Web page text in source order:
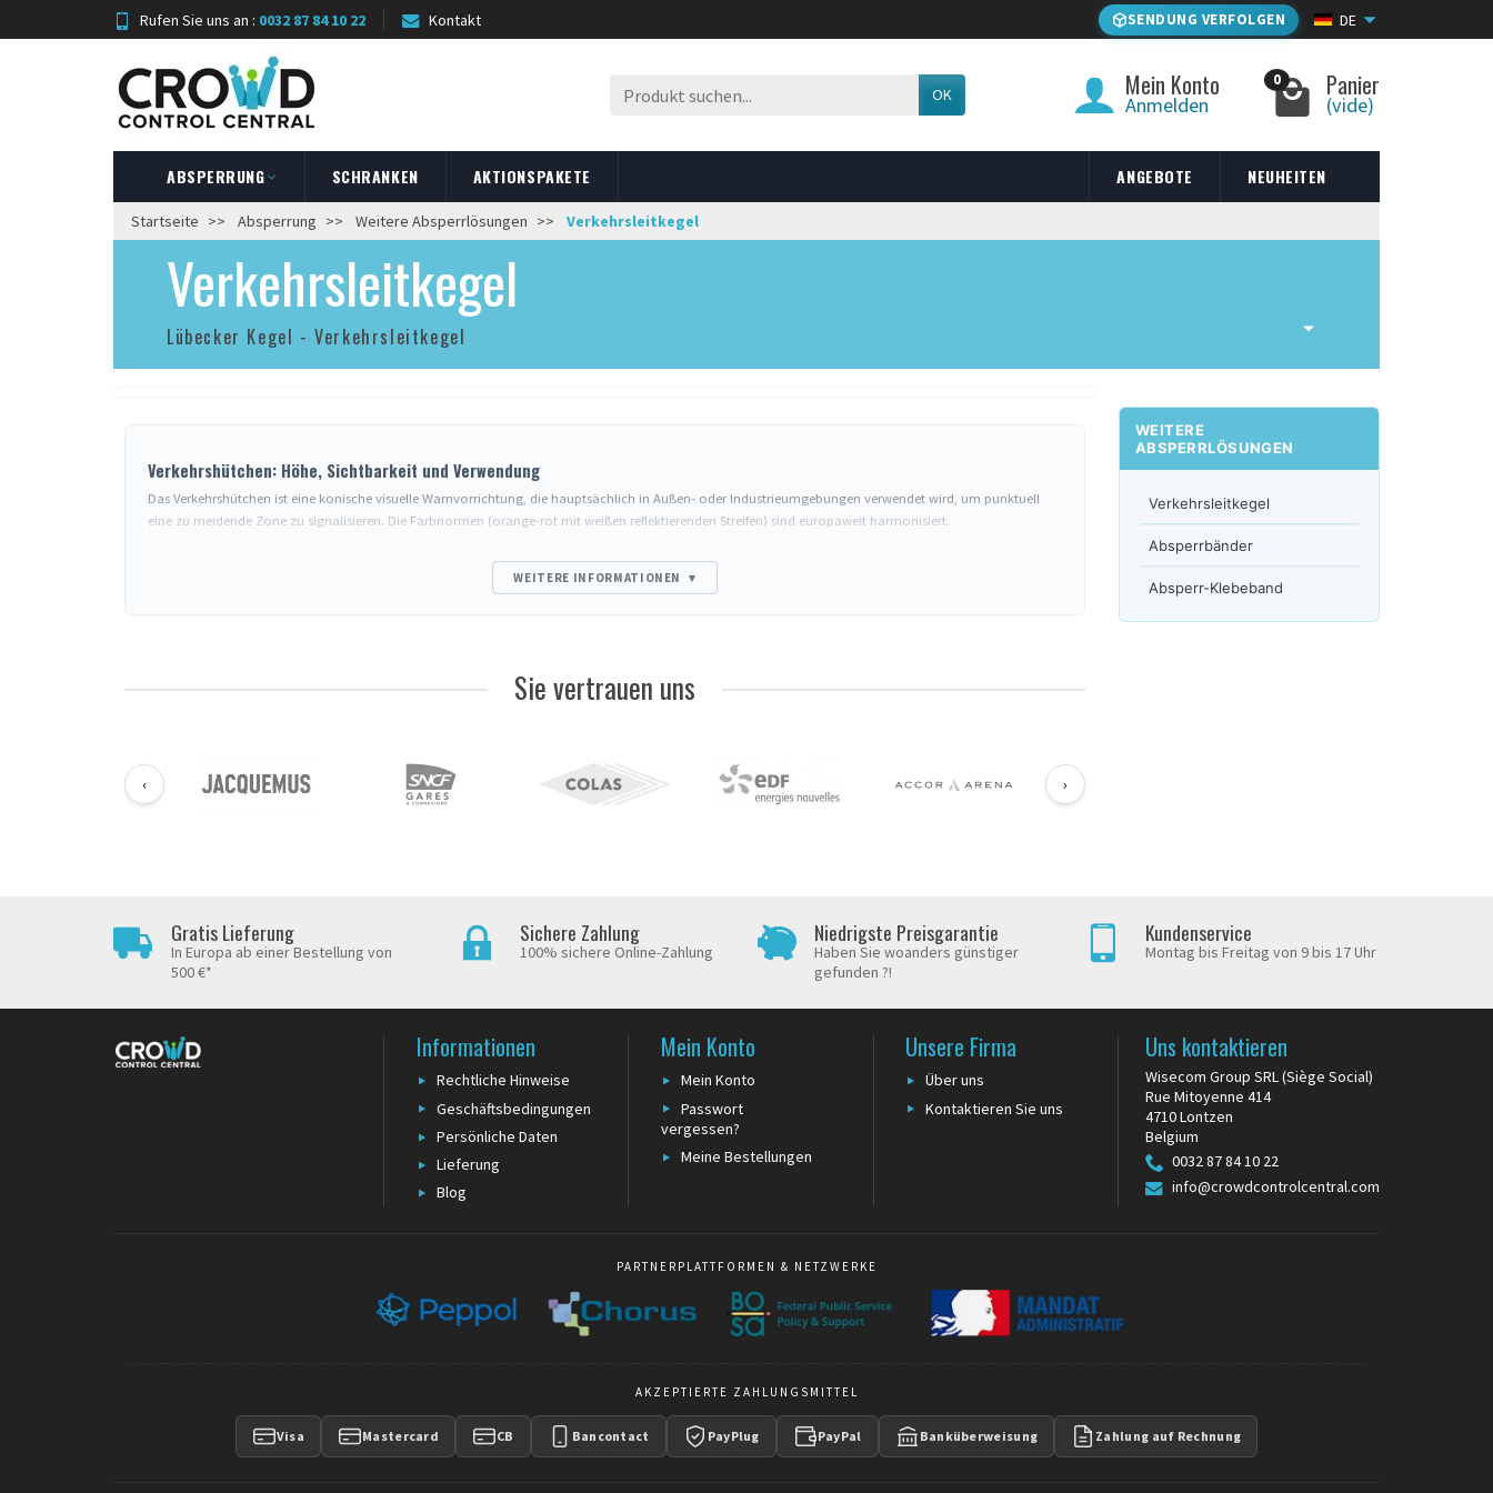
Rufen Sie uns an : 0032 87 84 10 22 Kontakt SENDUNG VERFOLGEN DE
OK Mein Konto
Anmelden
0 Panier
(vide)
ABSPERRUNG SCHRANKEN AKTIONSPAKETE ANGEBOTE NEUHEITEN
Startseite Absperrung Weitere Absperrlösungen Verkehrsleitkegel
Verkehrsleitkegel
Lübecker Kegel - Verkehrsleitkegel
Verkehrshütchen: Höhe, Sichtbarkeit und Verwendung
Das Verkehrshütchen ist eine konische visuelle Warnvorrichtung, die hauptsächlich in Außen- oder Industrieumgebungen verwendet wird, um punktuell
eine zu meidende Zone zu signalisieren. Die Farbnormen (orange-rot mit weißen reflektierenden Streifen) sind europaweit harmonisiert.
: Nahbereichsmarkierung, Innenbereich (nasse Böden, temporäre Hindernisse).
Technische Eigenschaften
Material: flexibles PVC (stoßfest gegen Fahrzeuge) oder Polyethylen (steifer, wirtschaftlicher).
: alle professionellen Hütchen lassen sich vertikal zur Aufbewahrung stapeln.
WEITERE INFORMATIONEN ▾
Sie vertrauen uns
‹ ›
WEITERE
ABSPERRLÖSUNGEN
Verkehrsleitkegel
Absperrbänder
Absperr-Klebeband
Gratis Lieferung
In Europa ab einer Bestellung von
500 €*
Sichere Zahlung
100% sichere Online-Zahlung
Niedrigste Preisgarantie
Haben Sie woanders günstiger
gefunden ?!
Kundenservice
Montag bis Freitag von 9 bis 17 Uhr
Informationen
Rechtliche Hinweise
Geschäftsbedingungen
Persönliche Daten
Lieferung
Blog
Mein Konto
Mein Konto
Passwort
vergessen?
Meine Bestellungen
Unsere Firma
Über uns
Kontaktieren Sie uns
Uns kontaktieren
Wisecom Group SRL (Siège Social)
Rue Mitoyenne 414
4710 Lontzen
Belgium
0032 87 84 10 22
info@crowdcontrolcentral.com
PARTNERPLATTFORMEN & NETZWERKE
AKZEPTIERTE ZAHLUNGSMITTEL
Visa Mastercard CB Bancontact PayPlug PayPal Banküberweisung Zahlung auf Rechnung